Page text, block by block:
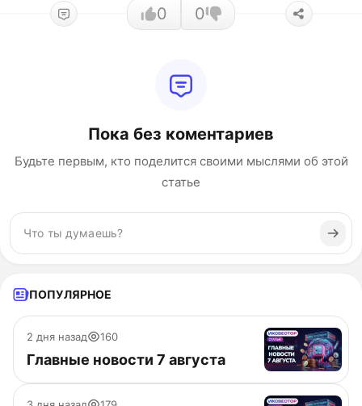
0 0
Пока без коментариев
Будьте первым, кто поделится своими мыслями об этой
статье
ПОПУЛЯРНОЕ
2 дня назад 160
Главные новости 7 августа